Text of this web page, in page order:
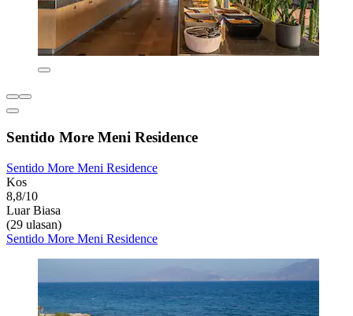
Sentido More Meni Residence
Sentido More Meni Residence
Kos
8,8/10
Luar Biasa
(29 ulasan)
Sentido More Meni Residence